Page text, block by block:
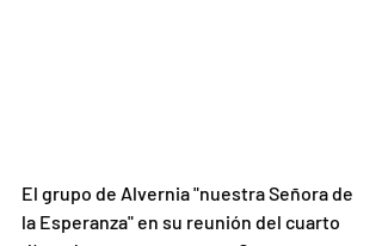
El grupo de Alvernia "nuestra Señora de
la Esperanza" en su reunión del cuarto